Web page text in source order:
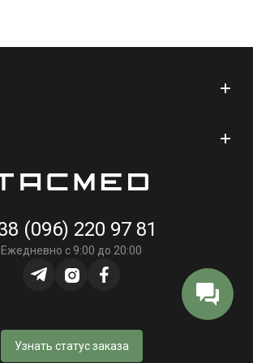
которые ценят порядок и
снаряжения, которое не подведет.
Coyote Brown и Multicam.
(096) 220 97 81
Ежедневно с 9:00 до 20:00
Узнать статус заказа